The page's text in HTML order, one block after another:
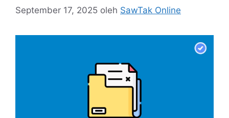
September 17, 2025 oleh SawTak Online